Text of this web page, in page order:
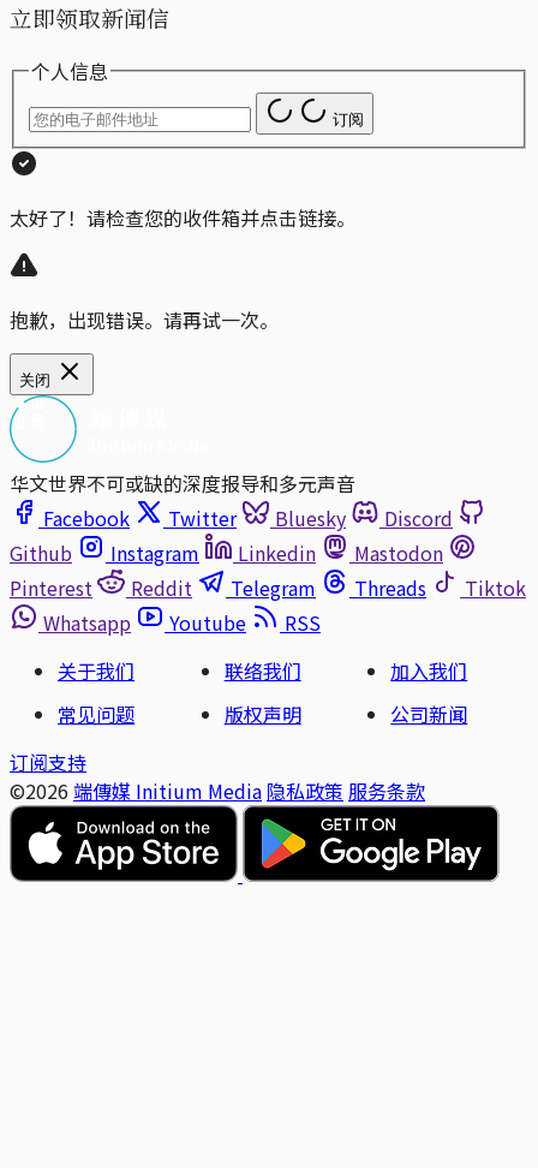
立即领取新闻信
个人信息
订阅
太好了！请检查您的收件箱并点击链接。
抱歉，出现错误。请再试一次。
关闭
华文世界不可或缺的深度报导和多元声音
Facebook
Twitter Bluesky
Discord
Github
Instagram Linkedin
Mastodon
Pinterest
Reddit Telegram Threads
Tiktok
Whatsapp
Youtube
RSS
关于我们
联络我们
加入我们
常见问题
版权声明
公司新闻
订阅支持
©2026 端傳媒 Initium Media 隐私政策 服务条款